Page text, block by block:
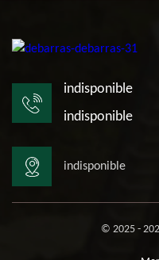
indisponible
indisponible
indisponible
© 2025 -